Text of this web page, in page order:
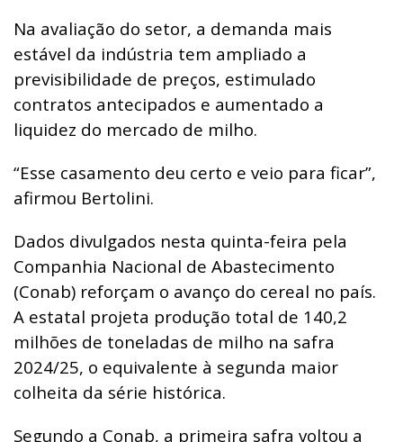
Na avaliação do setor, a demanda mais
estável da indústria tem ampliado a
previsibilidade de preços, estimulado
contratos antecipados e aumentado a
liquidez do mercado de milho.
“Esse casamento deu certo e veio para ficar”,
afirmou Bertolini.
Dados divulgados nesta quinta-feira pela
Companhia Nacional de Abastecimento
(Conab) reforçam o avanço do cereal no país.
A estatal projeta produção total de 140,2
milhões de toneladas de milho na safra
2024/25, o equivalente à segunda maior
colheita da série histórica.
Segundo a Conab, a primeira safra voltou a